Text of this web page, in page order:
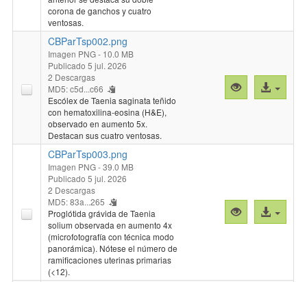
corona de ganchos y cuatro
ventosas.
CBParTsp002.png
Imagen PNG- 10.0 MB
Publicado 5 jul. 2026
2 Descargas
MD5: c5d...c66
Escólex de Taenia saginata teñido
con hematoxilina-eosina (H&E),
observado en aumento 5x.
Destacan sus cuatro ventosas.
Vista
previa
Acceso
al
CBParTsp003.png
Imagen PNG- 39.0 MB
Publicado 5 jul. 2026
2 Descargas
MD5: 83a...265
Proglótida grávida de Taenia
solium observada en aumento 4x
(microfotografía con técnica modo
panorámica). Nótese el número de
ramificaciones uterinas primarias
(<12).
Vista
previa
Acceso
al